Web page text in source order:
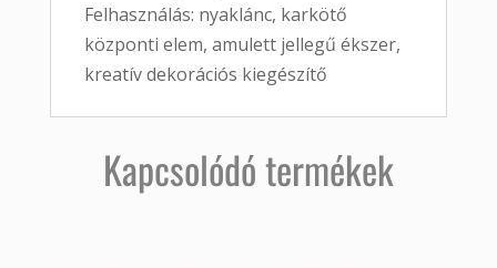
Felhasználás: nyaklánc, karkötő
központi elem, amulett jellegű ékszer,
kreatív dekorációs kiegészítő
Kapcsolódó termékek